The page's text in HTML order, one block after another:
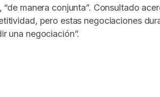
manera conjunta”. Consultado
pero estas negociaciones
una negociación”.